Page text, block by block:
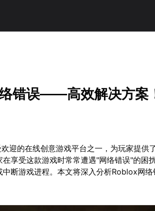
错误——高效解决方案
迎的在线创意游戏平台之一，为玩家提供
享受这款游戏时常常遭遇"网络错误"的困
断游戏进程。本文将深入分析Roblox网